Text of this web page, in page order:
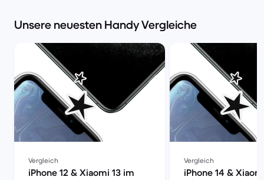
Unsere neuesten Handy Vergleiche
Vergleich
iPhone 12 & Xiaomi 13 im
Vergleich
iPhone 14 &